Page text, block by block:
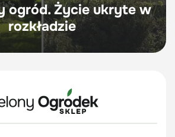
ogród. Życie ukryte w
rozkładzie